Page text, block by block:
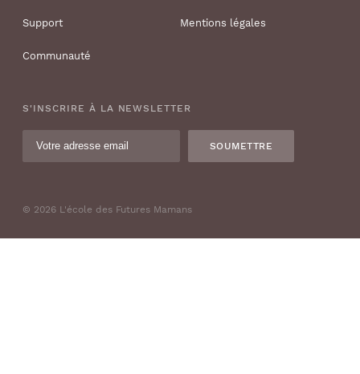
© 2026 L'école des Futures Mamans
Support
Communauté
Mentions légales
S'INSCRIRE À LA NEWSLETTER
SOUMETTRE